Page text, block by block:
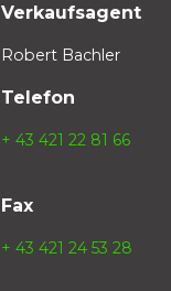
Verkaufsagent
Robert Bachler
Telefon
+ 43 421 22 81 66
Fax
+ 43 421 24 53 28